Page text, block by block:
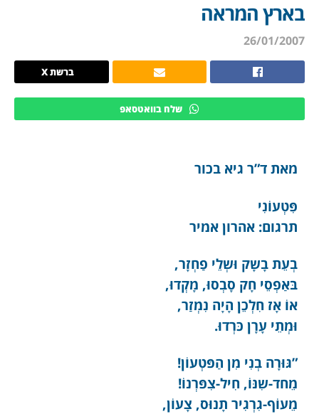
בארץ המראה
26/01/2007
ברשת X
שלח בוואטסאפ
מאת ד”ר גיא בכור
פִּטְעוֹנִי
תרגום: אהרון אמיר
בְעֵת בָשָק וּשְלֵי פַחְזָר,
בּאַפְסֵי חָק סָבְסוּ, מָקְדוּ,
אוֹ אָז חִלְכֵן הָיָה נִמְזַר,
וּמְתֵי עָרָן כּרְדוּ.
”גּוּרָה בְנִי מִן הַפּטְעוֹן!
מֵחד-שִנּוֹ, חִיל-צִפּרְנוֹ!
מֵעוֹף-גִרְגִיר תָנוּס, צָעוֹן,